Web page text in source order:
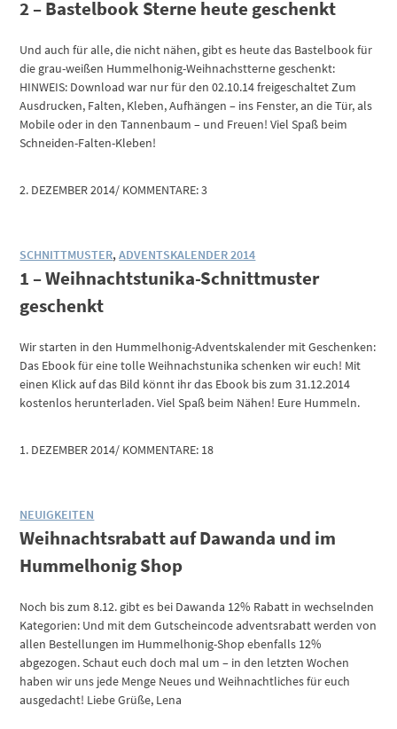
2 – Bastelbook Sterne heute geschenkt
Und auch für alle, die nicht nähen, gibt es heute das Bastelbook für
die grau-weißen Hummelhonig-Weihnachstterne geschenkt:
HINWEIS: Download war nur für den 02.10.14 freigeschaltet Zum
Ausdrucken, Falten, Kleben, Aufhängen – ins Fenster, an die Tür, als
Mobile oder in den Tannenbaum – und Freuen! Viel Spaß beim
Schneiden-Falten-Kleben!
2. DEZEMBER 2014/ KOMMENTARE: 3
SCHNITTMUSTER,ADVENTSKALENDER 2014
1 – Weihnachtstunika-Schnittmuster
geschenkt
Wir starten in den Hummelhonig-Adventskalender mit Geschenken:
Das Ebook für eine tolle Weihnachstunika schenken wir euch! Mit
einen Klick auf das Bild könnt ihr das Ebook bis zum 31.12.2014
kostenlos herunterladen. Viel Spaß beim Nähen! Eure Hummeln.
1. DEZEMBER 2014/ KOMMENTARE: 18
NEUIGKEITEN
Weihnachtsrabatt auf Dawanda und im
Hummelhonig Shop
Noch bis zum 8.12. gibt es bei Dawanda 12% Rabatt in wechselnden
Kategorien: Und mit dem Gutscheincode adventsrabatt werden von
allen Bestellungen im Hummelhonig-Shop ebenfalls 12%
abgezogen. Schaut euch doch mal um – in den letzten Wochen
haben wir uns jede Menge Neues und Weihnachtliches für euch
ausgedacht! Liebe Grüße, Lena